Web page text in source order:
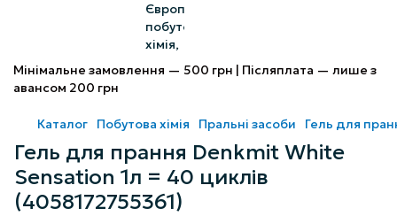
Мінімальне замовлення — 500 грн | Післяплата — лише з
авансом 200 грн
Каталог Побутова хімія Пральні засоби Гель для
Гель для прання Denkmit White
Sensation 1л = 40 циклів
(4058172755361)